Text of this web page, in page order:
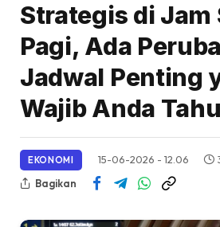
Strategis di Jam
Pagi, Ada
Jadwal Penting
Wajib Anda
EKONOMI 15-06-2026 - 12.06
Bagikan